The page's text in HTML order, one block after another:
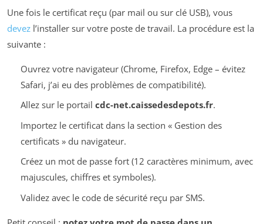
Une fois le certificat reçu (par mail ou sur clé USB), vous
devez l’installer sur votre poste de travail. La procédure est la
suivante :
Ouvrez votre navigateur (Chrome, Firefox, Edge – évitez
Safari, j’ai eu des problèmes de compatibilité).
Allez sur le portail cdc-net.caissedesdepots.fr.
Importez le certificat dans la section « Gestion des
certificats » du navigateur.
Créez un mot de passe fort (12 caractères minimum, avec
majuscules, chiffres et symboles).
Validez avec le code de sécurité reçu par SMS.